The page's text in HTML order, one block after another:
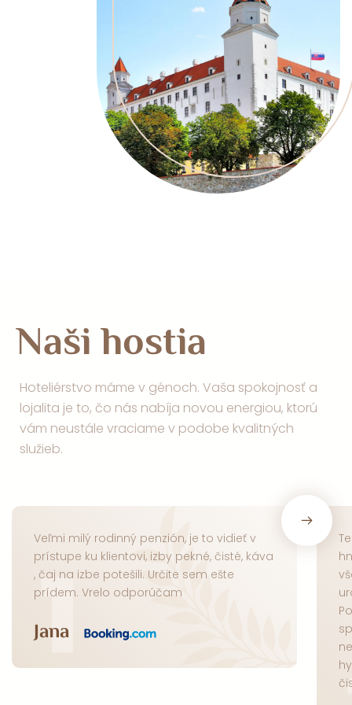
Naši hostia
Hoteliérstvo máme v génoch. Vaša spokojnosť a
lojalita je to, čo nás nabíja novou energiou, ktorú
vám neustále vraciame v podobe kvalitných
služieb.
Veľmi milý rodinný penzión, je to vidieť v
prístupe ku klientovi, izby pekné, čisté, káva
, čaj na izbe potešili. Určite sem ešte
prídem. Vrelo odporúčam
Jana
1